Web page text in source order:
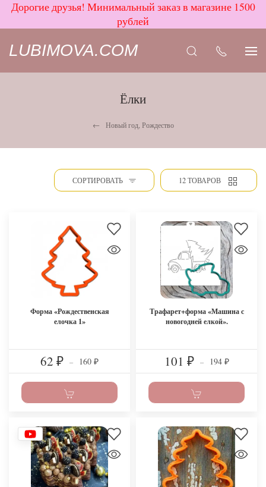
Дорогие друзья! Минимальный заказ в магазине 1500
рублей
LUBIMOVA.COM
Ёлки
Новый год, Рождество
СОРТИРОВАТЬ 12 ТОВАРОВ
Форма «Рождественская
елочка 1»
62 ₽ – 160 ₽
Трафарет+форма «Машина с
новогодней елкой».
101 ₽ – 194 ₽